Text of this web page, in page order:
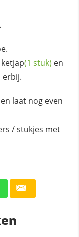
ketjap(1 stuk) en
erbij.
laat nog even
/ stukjes met